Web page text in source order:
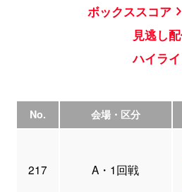
ボックススコア
見逃し
ハイラ
No. 会場・区分
217 A・1回戦